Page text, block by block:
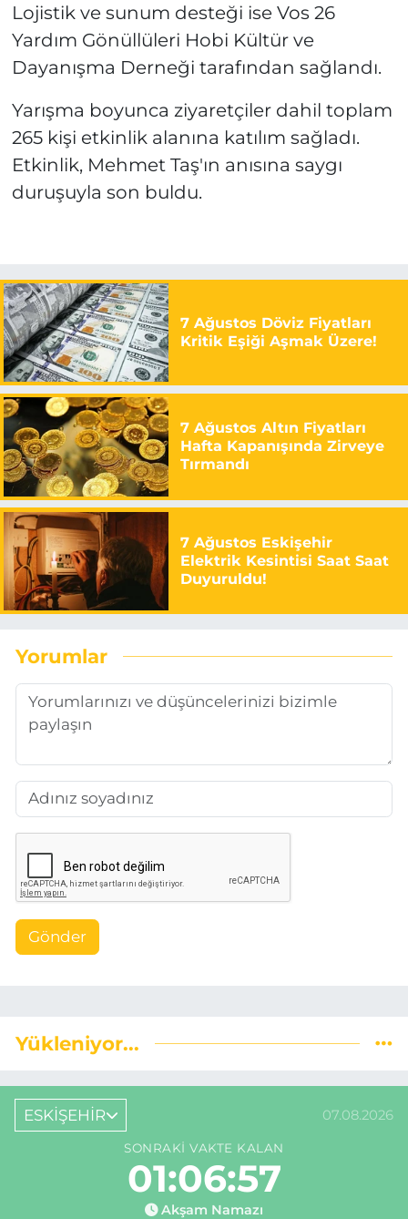
Lojistik ve sunum desteği ise Vos 26
Yardım Gönüllüleri Hobi Kültür ve
Dayanışma Derneği tarafından sağlandı.
Yarışma boyunca ziyaretçiler dahil toplam
265 kişi etkinlik alanına katılım sağladı.
Etkinlik, Mehmet Taş'ın anısına saygı
duruşuyla son buldu.
7 Ağustos Döviz Fiyatları
Kritik Eşiği Aşmak Üzere!
7 Ağustos Altın Fiyatları
Hafta Kapanışında Zirveye
Tırmandı
7 Ağustos Eskişehir
Elektrik Kesintisi Saat Saat
Duyuruldu!
Yorumlar
Gönder
Yükleniyor...
ESKİŞEHİR 07.08.2026
SONRAKI VAKTE KALAN
01:06:57
Akşam Namazı